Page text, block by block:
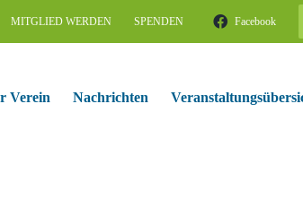
MITGLIED WERDEN SPENDEN Facebook
Verein Nachrichten